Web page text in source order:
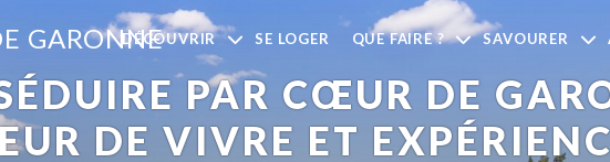
DÉCOUVRIR SE LOGER QUE FAIRE ? SAVOURER
PAR CŒUR DE
DE VIVRE ET
GARONNE